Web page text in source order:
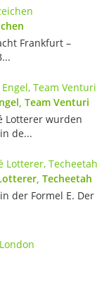
Frankfurt –
Team Venturi
Lotterer wurden
de...
Techeetah
der Formel E. Der